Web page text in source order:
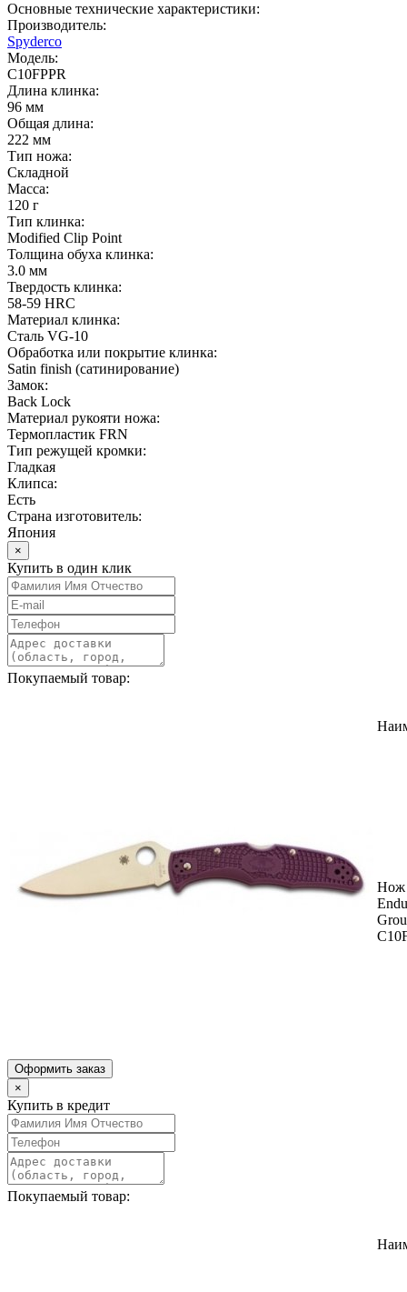
Основные технические характеристики:
Производитель:
Spyderco
Модель:
C10FPPR
Длина клинка:
96 мм
Общая длина:
222 мм
Тип ножа:
Складной
Масса:
120 г
Тип клинка:
Modified Clip Point
Толщина обуха клинка:
3.0 мм
Твердость клинка:
58-59 HRC
Материал клинка:
Сталь VG-10
Обработка или покрытие клинка:
Satin finish (cатинирование)
Замок:
Back Lock
Материал рукояти ножа:
Термопластик FRN
Тип режущей кромки:
Гладкая
Клипса:
Есть
Страна изготовитель:
Япония
×
Купить в один клик
Покупаемый товар:
Нож
Оформить заказ
×
Купить в кредит
Покупаемый товар: